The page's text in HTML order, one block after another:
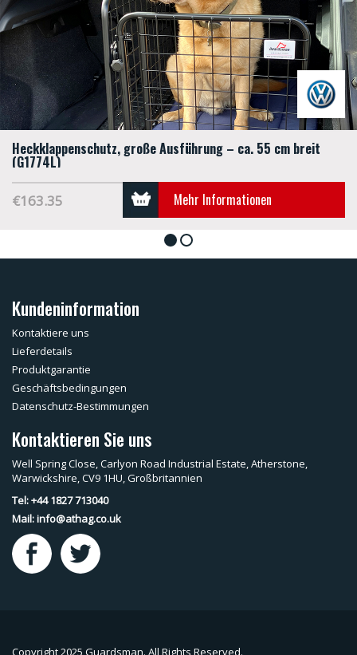
Heckklappenschutz, große Ausführung – ca. 55 cm breit
(G1774L)
€163.35 Mehr Informationen
1 2
Kundeninformation
Kontaktiere uns
Lieferdetails
Produktgarantie
Geschäftsbedingungen
Datenschutz-Bestimmungen
Kontaktieren Sie uns
Well Spring Close, Carlyon Road Industrial Estate, Atherstone,
Warwickshire, CV9 1HU, Großbritannien
Tel: +44 1827 713040
Mail:info@athag.co.uk
Copyright 2025 Guardsman. All Rights Reserved.